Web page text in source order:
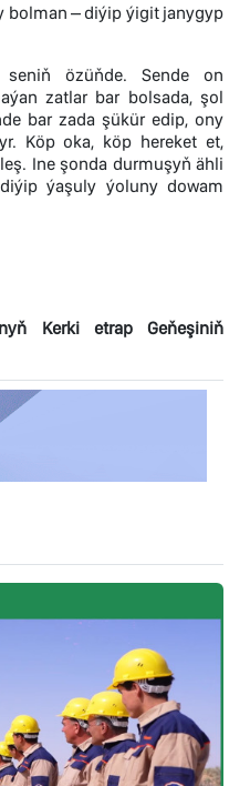
bolman – diýip ýigit janygyp
özüňde. Sende on
zatlar bar bolsada, şol
bar zada şükür edip, ony
Köp oka, köp hereket et,
Ine şonda durmuşyň ähli
ýaşuly ýoluny dowam
Kerki etrap Geňeşiniň